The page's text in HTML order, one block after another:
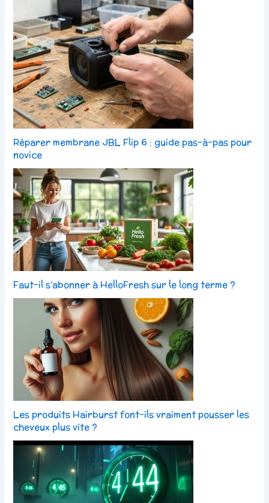
Réparer membrane JBL Flip 6 : guide pas-à-pas pour
novice
Faut-il s’abonner à HelloFresh sur le long terme ?
Les produits Hairburst font-ils vraiment pousser les
cheveux plus vite ?